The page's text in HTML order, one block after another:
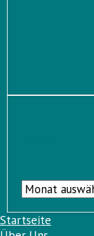
Archiv
Startseite